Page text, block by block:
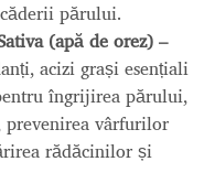
părului.
(apă de orez) –
acizi grași esențiali
îngrijirea părului,
prevenirea vârfurilor
rădăcinilor și